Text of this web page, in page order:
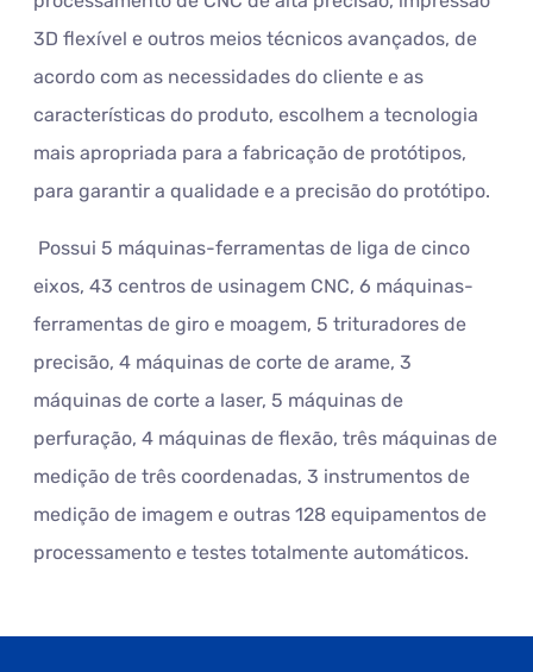
3D flexível e outros meios técnicos avançados, de
acordo com as necessidades do cliente e as
características do produto, escolhem a tecnologia
mais apropriada para a fabricação de protótipos,
para garantir a qualidade e a precisão do protótipo.
Possui 5 máquinas-ferramentas de liga de cinco
eixos, 43 centros de usinagem CNC, 6 máquinas-
ferramentas de giro e moagem, 5 trituradores de
precisão, 4 máquinas de corte de arame, 3
máquinas de corte a laser, 5 máquinas de
perfuração, 4 máquinas de flexão, três máquinas de
medição de três coordenadas, 3 instrumentos de
medição de imagem e outras 128 equipamentos de
processamento e testes totalmente automáticos.